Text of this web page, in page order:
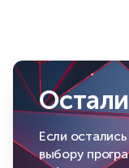
Если
выбору